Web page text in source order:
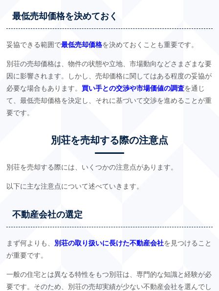
最低売却価格を決めておく
妥協できる範囲で最低売却価格を決めておくことも重要です。
別荘の売却価格は、物件の状態や立地、市場動向などさまざまな要
因に影響されます。しかし、売却価格に関してはある程度の妥協が
必要な場合もあります。 買い手との交渉や市場価値の調査を通じ
て、最低売却価格を決定し、それに基づいて交渉を進めることが重
要です。
別荘を売却する際の注意点
別荘を売却する際には、いくつかの注意点があります。
以下に主な注意点について述べていきます。
不動産会社の選定
まず何よりも、 別荘の取り扱いに長けた不動産会社を見つけること
が重要です。
一般の住宅とは異なる特性をもつ別荘は、専門的な知識と経験が必
要です。そのため、別荘の売却実績が少ない不動産会社を選んでし